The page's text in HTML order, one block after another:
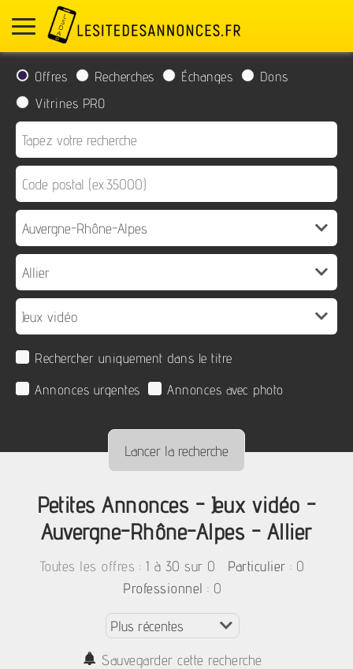
Offres Recherches Échanges
Dons
Vitrines PRO
Rechercher uniquement dans le titre
Annonces urgentes
Annonces avec photo
Petites Annonces - Jeux vidéo -
Auvergne-Rhône-Alpes - Allier
Toutes les offres : 1 à 30 sur 0 Particulier : 0
Professionnel : 0
Sauvegarder cette recherche